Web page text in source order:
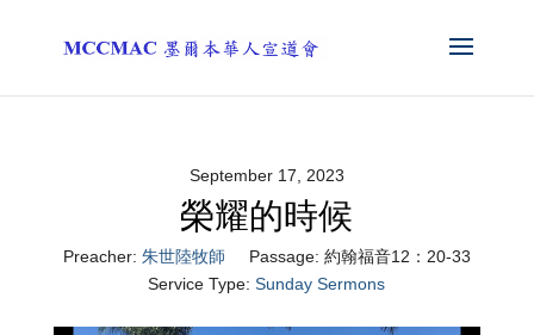
September 17, 2023
榮耀的時候
Preacher: 朱世陸牧師 Passage: 約翰福音12：20-33
Service Type: Sunday Sermons